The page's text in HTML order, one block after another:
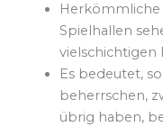
Herkömmliche
Spielhallen
vielschichtigen
Es bedeutet,
beherrschen,
übrig haben,